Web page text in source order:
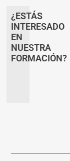
¿ESTÁS
INTERESADO
EN
NUESTRA
FORMACIÓN?